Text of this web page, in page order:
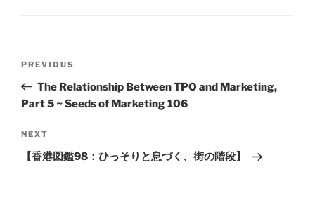
PREVIOUS
The Relationship Between TPO and Marketing,
Part 5 ~ Seeds of Marketing 106
NEXT
【香港図鑑98：ひっそりと息づく、街の階段】